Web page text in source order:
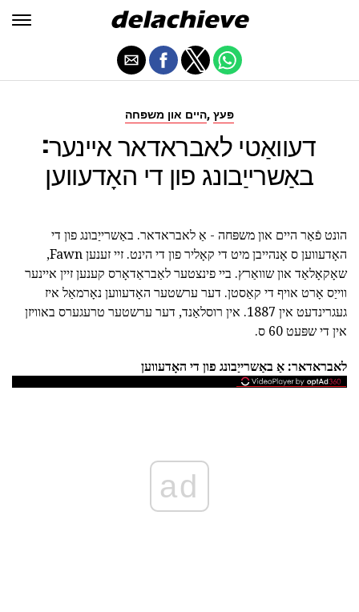
היים און משפּחה, פּעץ
דעוואַטי לאבראדאר איינער:
באַשרייַבונג פון די האָדעווען
הונט פֿאַר היים און משפּחה - אַ לאבראדאר. באַשרייַבונג פון די
האָדעווען ס אָנהייבן מיט די קאָליר פון די הינט. זיי זענען Fawn,
שאָקאָלאַד און שוואַרץ. ביי פינצטער לאַבראַדאָרס קענען זיין איינער
ווייַס אָרט אויף די קאַסטן. דער ערשטער האָדעווען נאָרמאַל איז
געגרינדעט אין 1887. אין רוסלאַנד, דער ערשטער טרעגערס באוויזן
אין די שפּעט 60 ס.
לאבראדאר: אַ באַשרייַבונג פון די האָדעווען
ad